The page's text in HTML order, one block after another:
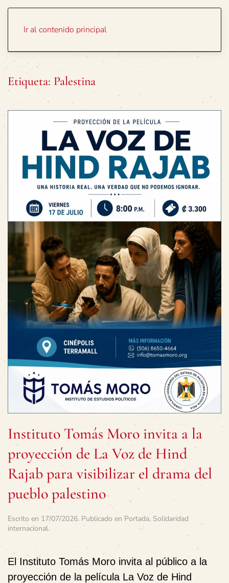
Ir al contenido principal
Etiqueta: Palestina
Instituto Tomás Moro invita a la
proyección de La Voz de Hind
Rajab para visibilizar el drama del
pueblo palestino
Escrito en 17/07/2026. Publicado en Portada, Solidaridad
internacional.
ElInstituto Tomás Moro invita al público a la
proyección de la película La Voz de Hind